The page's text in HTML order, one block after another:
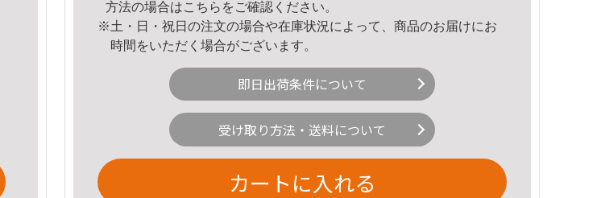
方法の場合はこちら をご確認ください。
※土・日・祝日の注文の場合や在庫状況によって、商品のお届けにお
時間をいただく場合がございます。
即日出荷条件について
受け取り方法・送料について
カートに入れる